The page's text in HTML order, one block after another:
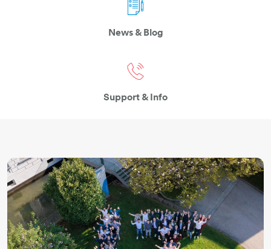
papier-bleistift
News & Blog
telefonhoerer
Support & Info